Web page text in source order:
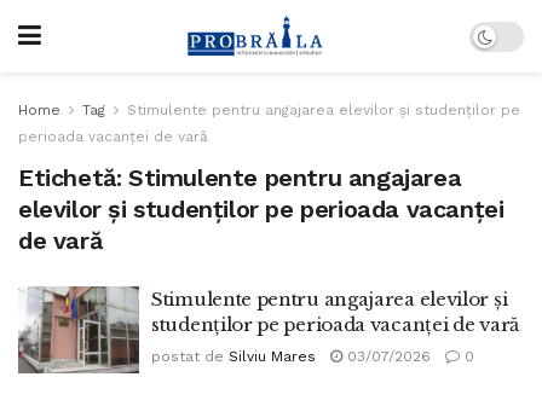
Home Tag
Stimulente pentru angajarea elevilor şi studenţilor pe
perioada vacanţei de vară
Etichetă: Stimulente pentru angajarea
elevilor şi studenţilor pe perioada vacanţei
de vară
Stimulente pentru angajarea elevilor şi
studenţilor pe perioada vacanței de vară
postat de Silviu Mares 03/07/2026 0